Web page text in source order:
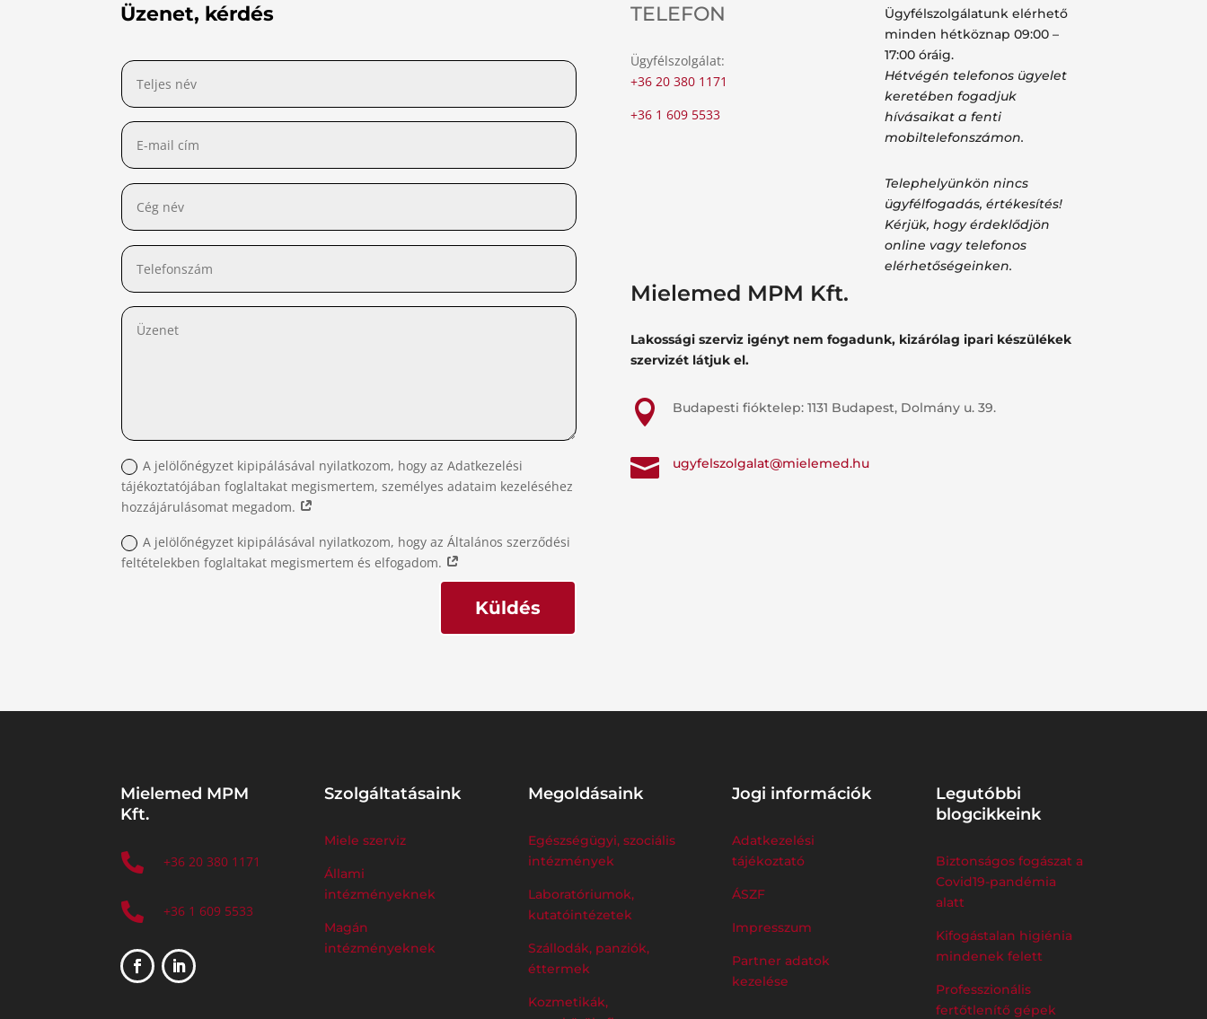
Üzenet, kérdés
A jelölőnégyzet kipipálásával nyilatkozom, hogy az Adatkezelési
tájékoztatójában foglaltakat megismertem, személyes adataim kezeléséhez
hozzájárulásomat megadom.
A jelölőnégyzet kipipálásával nyilatkozom, hogy az Általános szerződési
feltételekben foglaltakat megismertem és elfogadom.
Küldés
TELEFON
Ügyfélszolgálat:
+36 20 380 1171
+36 1 609 5533
Ügyfélszolgálatunk elérhető
minden hétköznap 09:00 –
17:00 óráig.
Hétvégén telefonos ügyelet
keretében fogadjuk
hívásaikat a fenti
mobiltelefonszámon.
Telephelyünkön nincs
ügyfélfogadás, értékesítés!
Kérjük, hogy érdeklődjön
online vagy telefonos
elérhetőségeinken.
Mielemed MPM Kft.
Lakossági szerviz igényt nem fogadunk, kizárólag ipari készülékek
szervizét látjuk el.
 Budapesti fióktelep: 1131 Budapest, Dolmány u. 39.
 ugyfelszolgalat@mielemed.hu
Mielemed MPM
Kft.
 +36 20 380 1171
 +36 1 609 5533
Szolgáltatásaink
Miele szerviz
Állami
intézményeknek
Magán
intézményeknek
Megoldásaink
Egészségügyi, szociális
intézmények
Laboratóriumok,
kutatóintézetek
Szállodák, panziók,
éttermek
Kozmetikák,
Jogi információk
Adatkezelési
tájékoztató
ÁSZF
Impresszum
Partner adatok
kezelése
Legutóbbi
blogcikkeink
Biztonságos fogászat a
Covid19-pandémia
alatt
Kifogástalan higiénia
mindenek felett
Professzionális
fertőtlenítő gépek